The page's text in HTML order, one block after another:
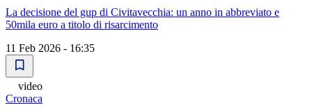
La decisione del gup di Civitavecchia: un anno in abbreviato e
50mila euro a titolo di risarcimento
11 Feb 2026 - 16:35
video
Cronaca